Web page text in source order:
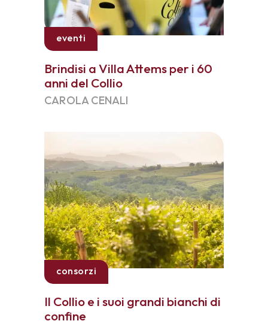
eventi
Brindisi a Villa Attems per i 60
anni del Collio
CAROLA CENALI
consorzi
Il Collio e i suoi grandi bianchi di
confine